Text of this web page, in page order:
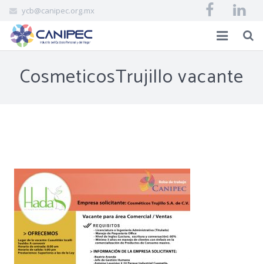
ycb@canipec.org.mx
BIBLIOVIRTUAL
CONTACTO
CosmeticosTrujillo vacante